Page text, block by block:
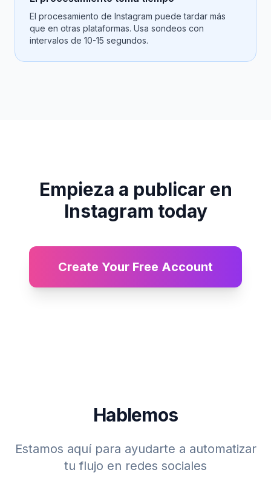
El procesamiento de Instagram puede tardar más
que en otras plataformas. Usa sondeos con
intervalos de 10-15 segundos.
Empieza a publicar en
Instagram today
Create Your Free Account
Hablemos
Estamos aquí para ayudarte a automatizar
tu flujo en redes sociales